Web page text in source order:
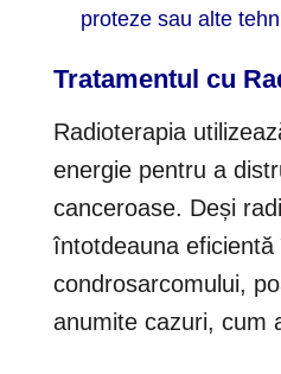
proteze sau alte
Tratamentul cu
Radioterapia
energie pentru a
canceroase. Deși
întotdeauna
condrosarcomului,
anumite cazuri, cum